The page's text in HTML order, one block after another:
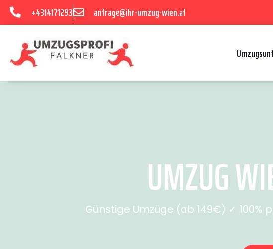
+4314171293 anfrage@ihr-umzug-wien.at
UMZUG
Günstige Umzüge (ab 149€) ✓ 100%